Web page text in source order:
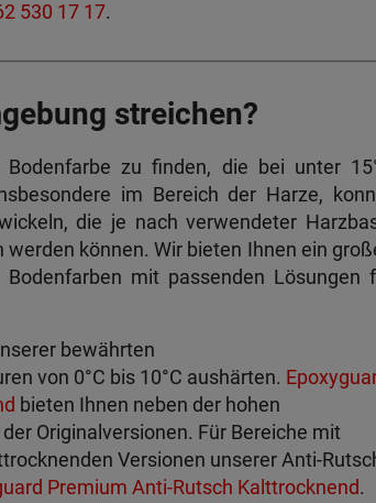
530 17 17.
streichen?
zu finden, die bei unter
im Bereich der Harze,
die je nach verwendeter
können. Wir bieten Ihnen ein
mit passenden Lösungen
bewährten
von 0°C bis 10°C aushärten.
bieten Ihnen neben der hohen
Originalversionen. Für Bereiche mit
Versionen unserer Anti-
Premium Anti-Rutsch Kalttrocknend.